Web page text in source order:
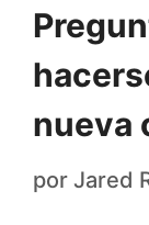
nueva
por Jared